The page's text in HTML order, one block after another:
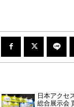
日本アクセ
総合展示会